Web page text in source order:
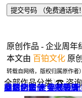
原创作品 - 企业周年
本文由 百铂文化 原
转载自网络，版权归属原作者）
全部作品分类 ☎ 咨
品牌全案 ▼ 宣传画册
网站UI设计 导视设计
企业纪念册 聚会纪念册
战友纪念册 个人影集
菜谱制作 企业邮册